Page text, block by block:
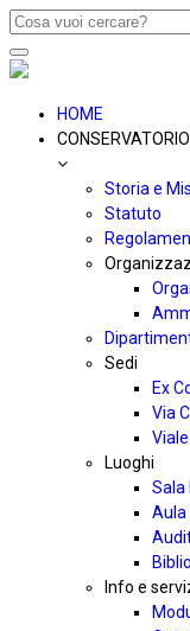
Toggle
navigation
HOME
CONSERVATORIO
Storia e
Statuto
Sedi
Ex
Via
Luoghi
Sala
Aula
Info e